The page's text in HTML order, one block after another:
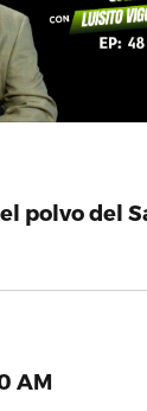
polvo del
AM